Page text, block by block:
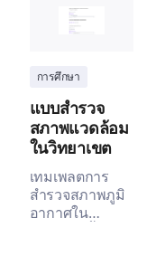
before, can
experiences
การศึกษา
แบบสำรวจ
สภาพแวดล้อม
ในวิทยาเขต
เทมเพลตการ
สำรวจสภาพภูมิ
อากาศใน